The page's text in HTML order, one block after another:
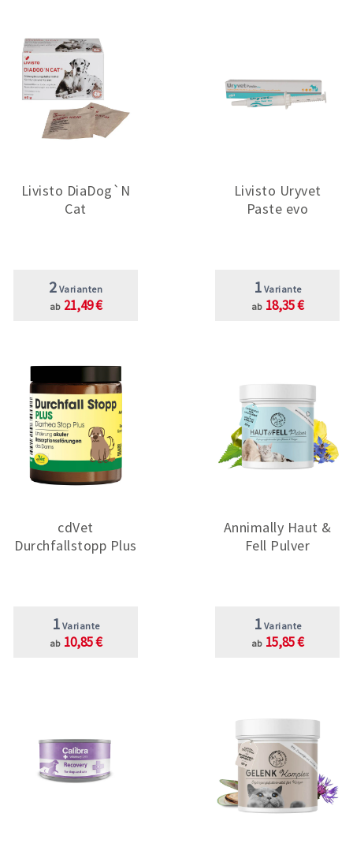
Livisto DiaDog`N
Cat
2 Varianten
ab 21,49 €
Livisto Uryvet
Paste evo
1 Variante
ab 18,35 €
cdVet
Durchfallstopp Plus
1 Variante
ab 10,85 €
Annimally Haut &
Fell Pulver
1 Variante
ab 15,85 €